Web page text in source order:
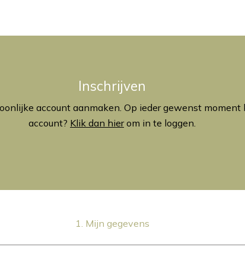
Inschrijven
account aanmaken. Op ieder gewenst moment
account? Klik dan hierom in te loggen.
1. Mijn gegevens